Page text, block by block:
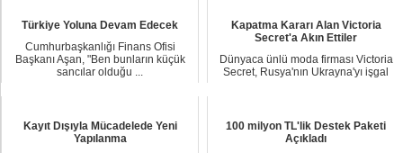
Türkiye Yoluna Devam Edecek
Cumhurbaşkanlığı Finans Ofisi
Başkanı Aşan, "Ben bunların küçük
sancılar olduğu ...
Kapatma Kararı Alan Victoria
Secret'a Akın Ettiler
Dünyaca ünlü moda firması Victoria
Secret, Rusya'nın Ukrayna'yı işgal
Kayıt Dışıyla Mücadelede Yeni
Yapılanma
100 milyon TL'lik Destek Paketi
Açıkladı